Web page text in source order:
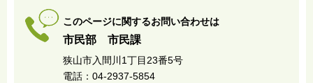
このページに関するお問い合わせは
市民部 市民課
狭山市入間川1丁目23番5号
電話：04-2937-5854